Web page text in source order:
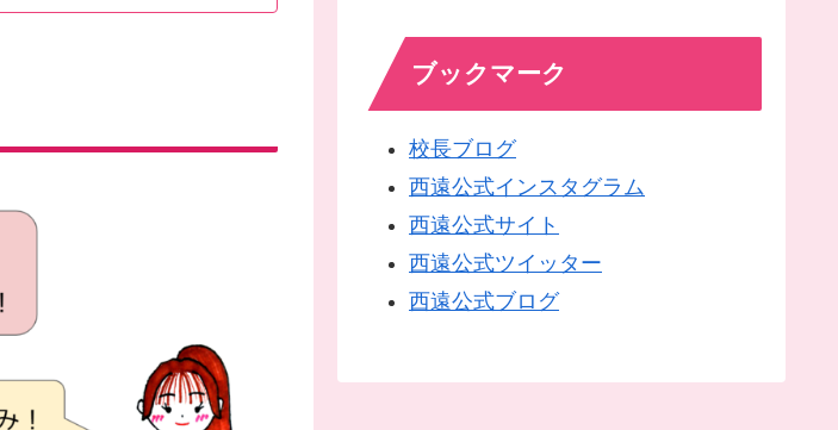
ブックマーク
校長ブログ
西遠公式インスタグラム
西遠公式サイト
西遠公式ツイッター
西遠公式ブログ